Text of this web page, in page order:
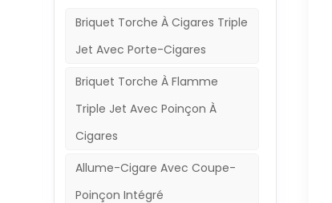
Briquet Torche À Cigares Triple
Jet Avec Porte-Cigares
Briquet Torche À Flamme
Triple Jet Avec Poinçon À
Cigares
Allume-Cigare Avec Coupe-
Poinçon Intégré